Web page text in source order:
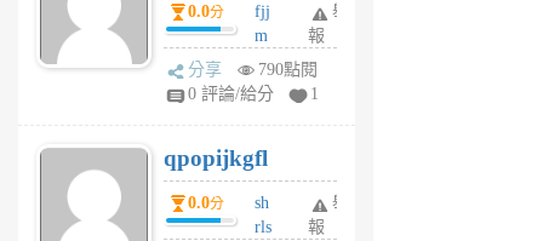
月
前
0.0分
fjj
m
w
rs
6
個
月
前
舉
報
分享
790點閱
0 評論/給分
1
qpopijkgfl
0.0分
sh
rls
舉
報